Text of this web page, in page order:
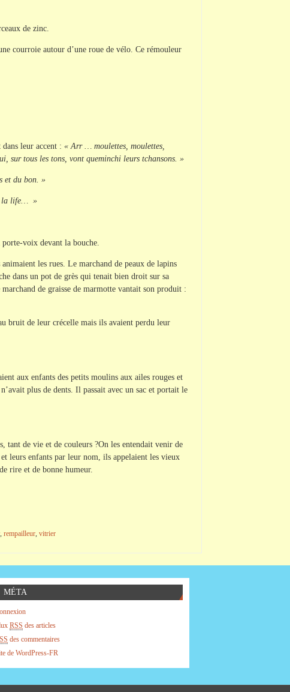
de zinc.
courroie autour d’une roue de vélo. Ce rémouleur
leur accent : « Arr … moulettes, moulettes,
sur tous les tons, vont queminchi leurs tchansons. »
et du bon. »
la life… »
porte-voix devant la bouche.
les rues. Le marchand de peaux de lapins
dans un pot de grès qui tenait bien droit sur sa
de graisse de marmotte vantait son produit :
bruit de leur crécelle mais ils avaient perdu leur
aux enfants des petits moulins aux ailes rouges et
plus de dents. Il passait avec un sac et portait le
tant de vie et de couleurs ?On les entendait venir de
leurs enfants par leur nom, ils appelaient les vieux
rire et de bonne humeur.
, rempailleur, vitrier
MÉTA
RSS des articles
des commentaires
de WordPress-FR